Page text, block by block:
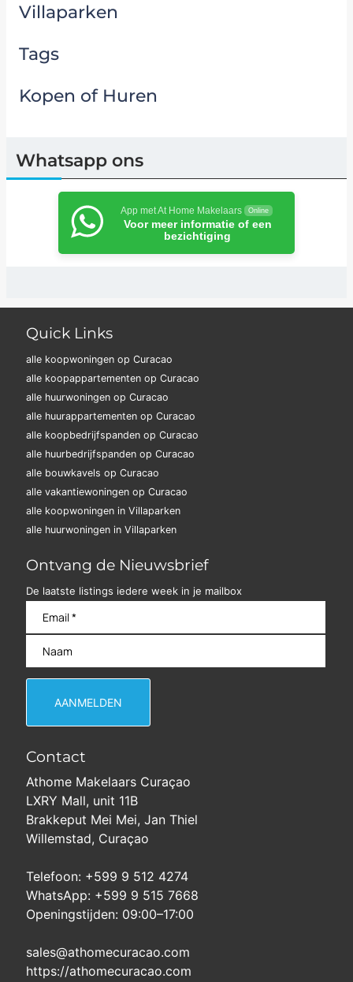
Villaparken
Tags
Kopen of Huren
Whatsapp ons
App met At Home Makelaars Online
Voor meer informatie of een
bezichtiging
Quick Links
alle koopwoningen op Curacao
alle koopappartementen op Curacao
alle huurwoningen op Curacao
alle huurappartementen op Curacao
alle koopbedrijfspanden op Curacao
alle huurbedrijfspanden op Curacao
alle bouwkavels op Curacao
alle vakantiewoningen op Curacao
alle koopwoningen in Villaparken
alle huurwoningen in Villaparken
Ontvang de Nieuwsbrief
De laatste listings iedere week in je mailbox
Contact
Athome Makelaars Curaçao
LXRY Mall, unit 11B
Brakkeput Mei Mei, Jan Thiel
Willemstad, Curaçao
Telefoon: +599 9 512 4274
WhatsApp: +599 9 515 7668
Openingstijden: 09:00–17:00
sales@athomecuracao.com
https://athomecuracao.com